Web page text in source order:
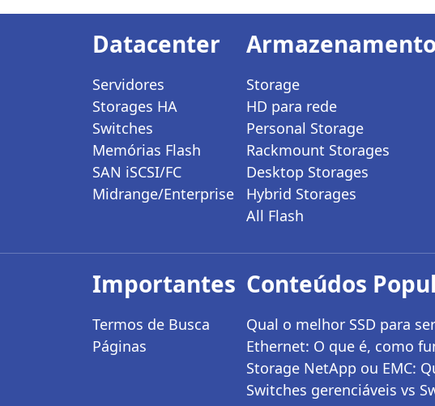
Datacenter
Servidores
Storages HA
Switches
Memórias Flash
SAN iSCSI/FC
Midrange/Enterprise
Armazenamento
Storage
HD para rede
Personal Storage
Rackmount Storages
Desktop Storages
Hybrid Storages
All Flash
Importantes
Termos de Busca
Páginas
Conteúdos
Qual o melhor SSD para
Ethernet: O que é, como
Storage NetApp ou EMC:
Switches gerenciáveis vs